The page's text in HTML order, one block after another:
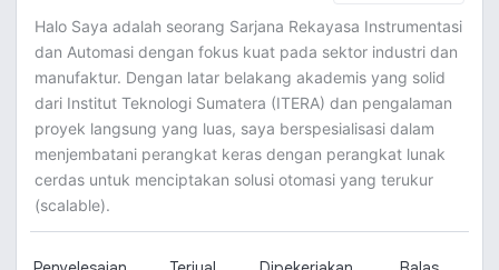
Halo Saya adalah seorang Sarjana Rekayasa Instrumentasi
dan Automasi dengan fokus kuat pada sektor industri dan
manufaktur. Dengan latar belakang akademis yang solid
dari Institut Teknologi Sumatera (ITERA) dan pengalaman
proyek langsung yang luas, saya berspesialisasi dalam
menjembatani perangkat keras dengan perangkat lunak
cerdas untuk menciptakan solusi otomasi yang terukur
(scalable).